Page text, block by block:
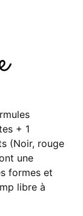
+ 1
(Noir, rouge
une
formes et
libre à